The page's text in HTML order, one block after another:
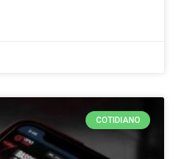
COTIDIANO